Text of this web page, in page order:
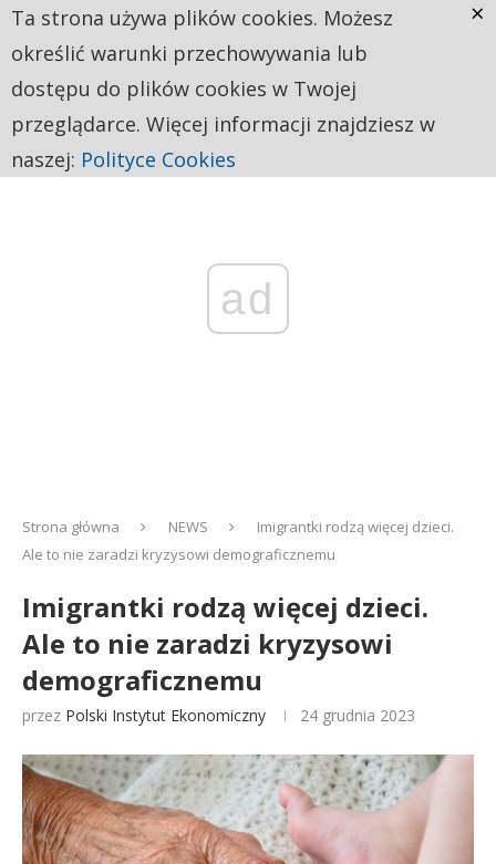
ad
Strona główna NEWS
Imigrantki rodzą więcej dzieci.
Ale to nie zaradzi kryzysowi demograficznemu
Imigrantki rodzą więcej dzieci.
Ale to nie zaradzi kryzysowi
demograficznemu
przez Polski Instytut Ekonomiczny 24 grudnia 2023
Ta strona używa plików cookies. Możesz
określić warunki przechowywania lub
dostępu do plików cookies w Twojej
przeglądarce. Więcej informacji znajdziesz w
naszej: Polityce Cookies
×